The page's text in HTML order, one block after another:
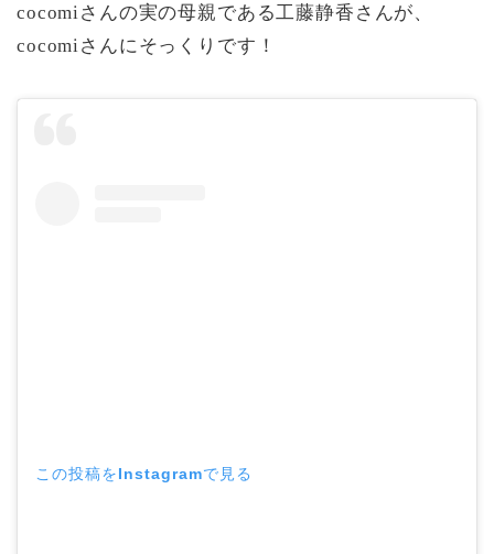
cocomiさんの実の母親である工藤静香さんが、
cocomiさんにそっくりです！
この投稿をInstagramで見る